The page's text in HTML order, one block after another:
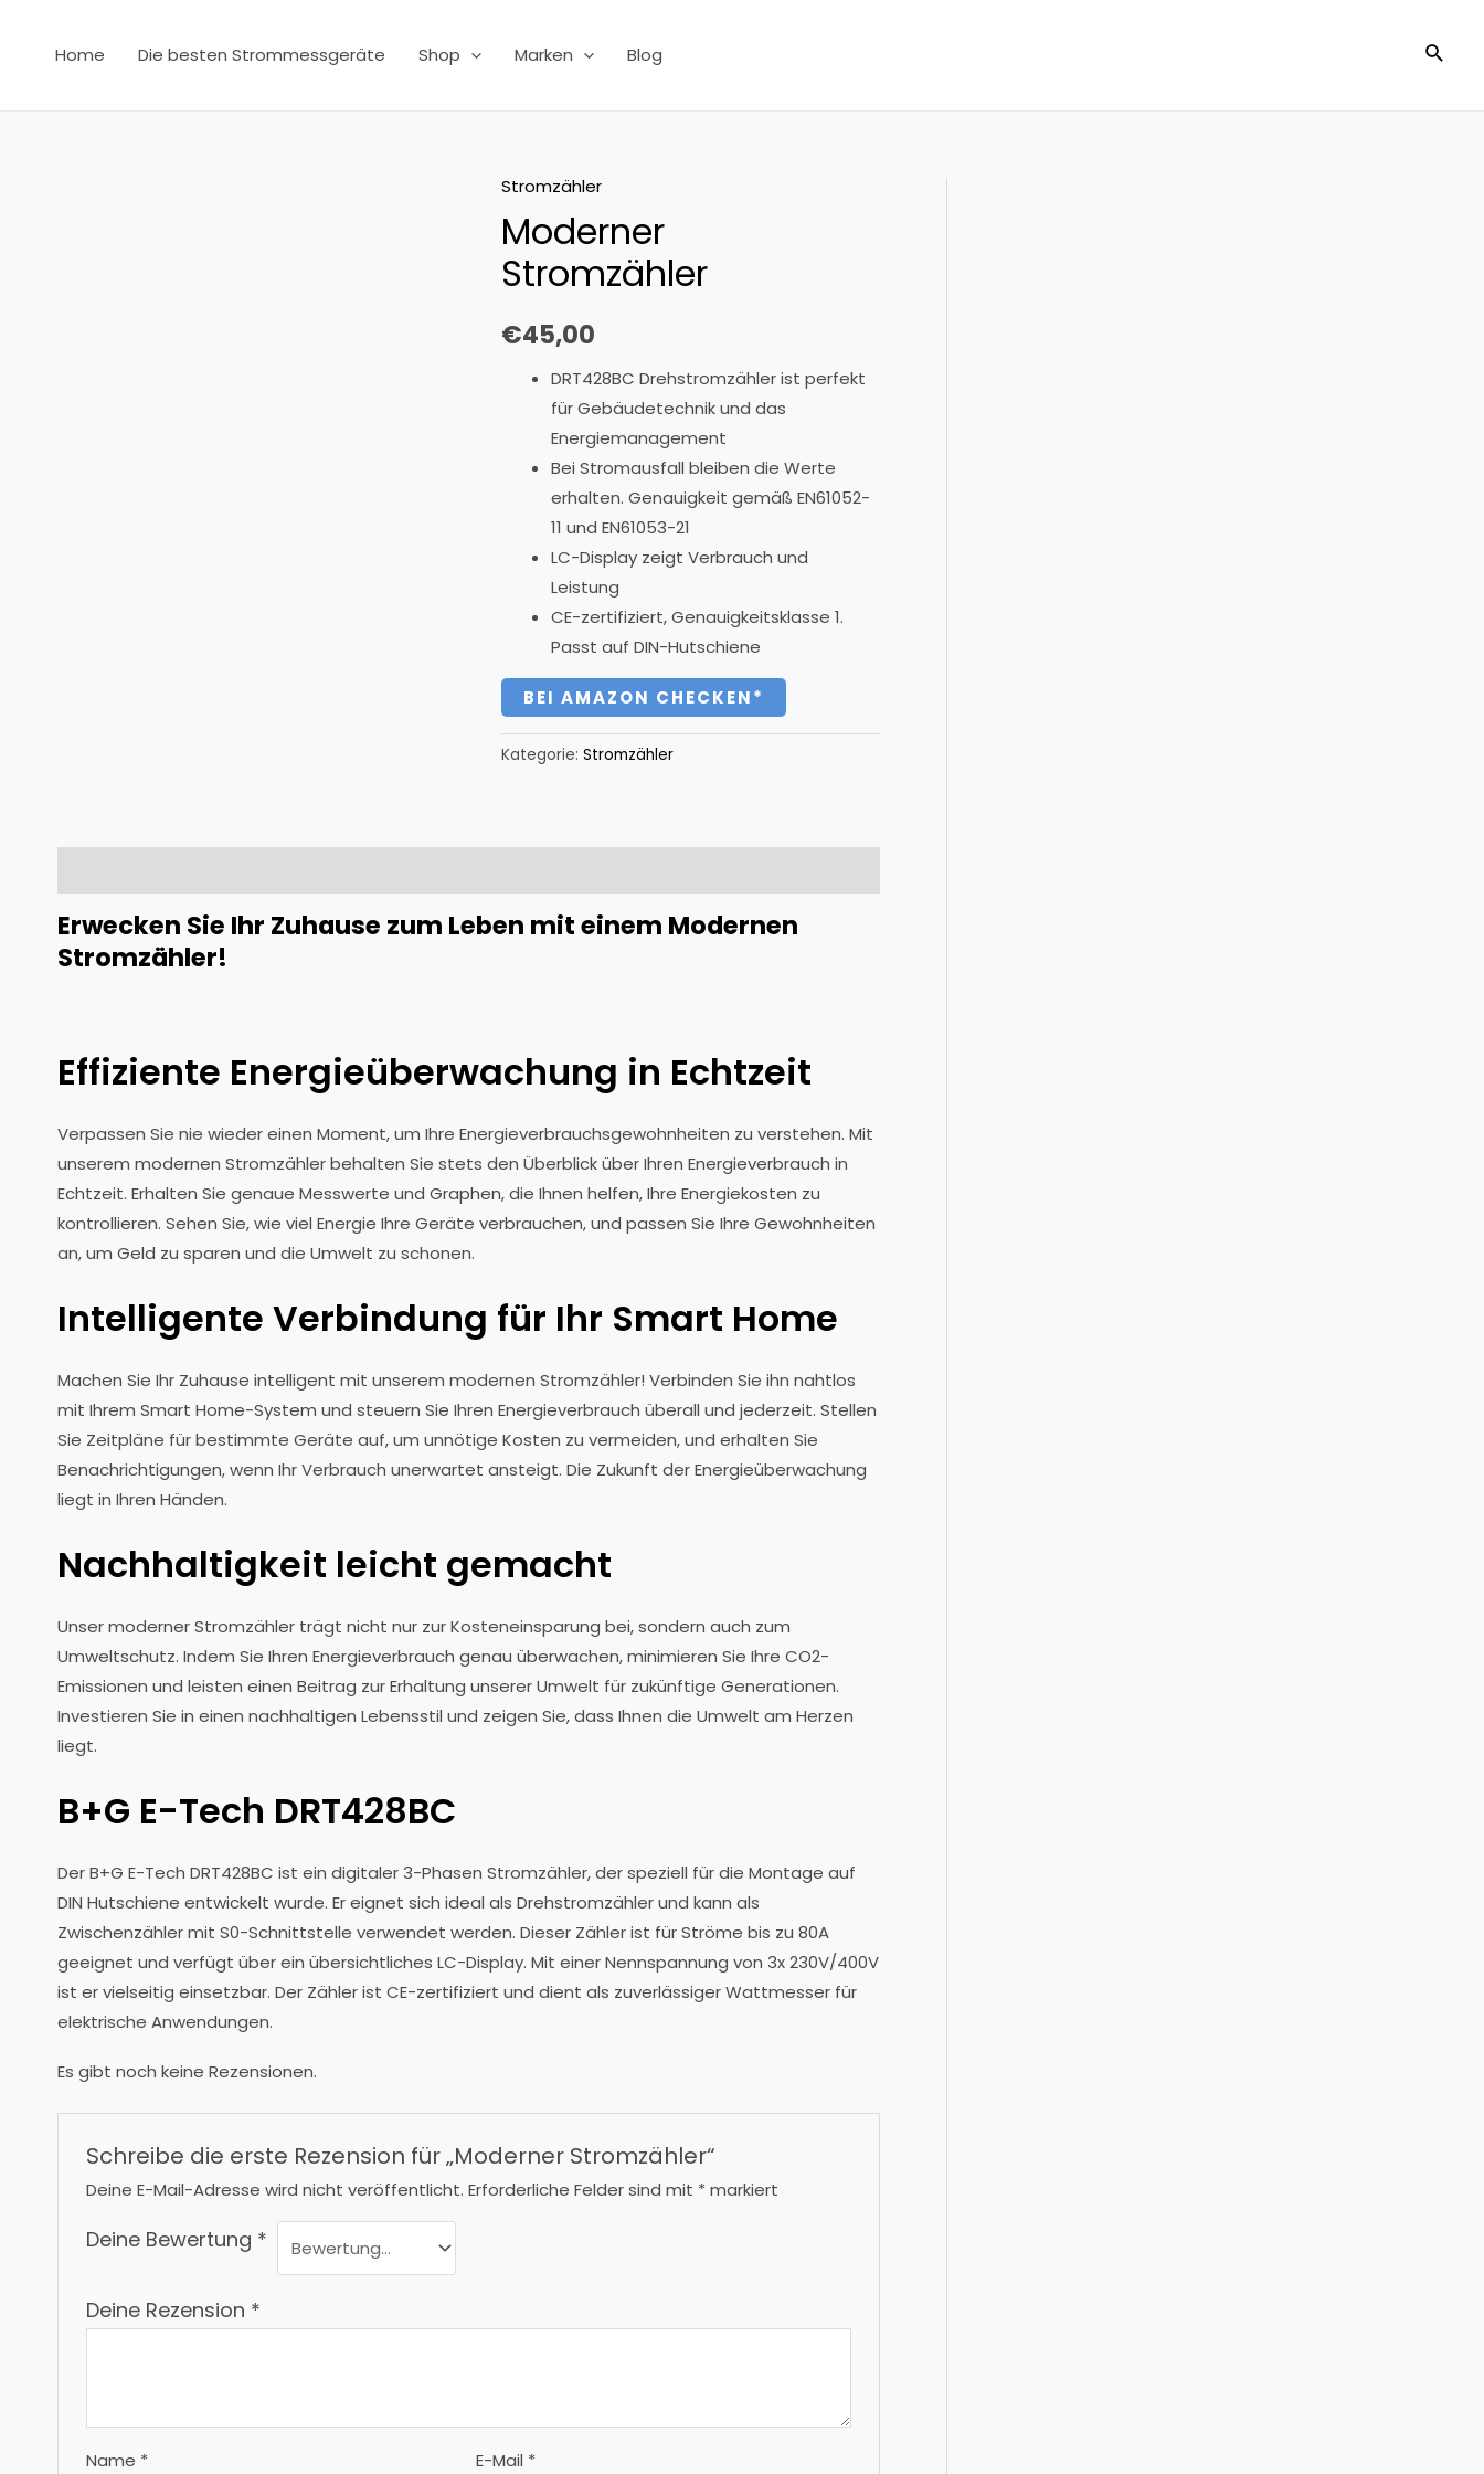
Home Die besten Strommessgeräte Shop Marken Blog
Stromzähler
Moderner
Stromzähler
€45,00
DRT428BC Drehstromzähler ist perfekt
für Gebäudetechnik und das
Energiemanagement
Bei Stromausfall bleiben die Werte
erhalten. Genauigkeit gemäß EN61052-
11 und EN61053-21
LC-Display zeigt Verbrauch und
Leistung
CE-zertifiziert, Genauigkeitsklasse 1.
Passt auf DIN-Hutschiene
BEI AMAZON CHECKEN*
Kategorie:Stromzähler
Erwecken Sie Ihr Zuhause zum Leben mit einem Modernen
Stromzähler!
Effiziente Energieüberwachung in Echtzeit
Verpassen Sie nie wieder einen Moment, um Ihre Energieverbrauchsgewohnheiten zu verstehen. Mit
unserem modernen Stromzähler behalten Sie stets den Überblick über Ihren Energieverbrauch in
Echtzeit. Erhalten Sie genaue Messwerte und Graphen, die Ihnen helfen, Ihre Energiekosten zu
kontrollieren. Sehen Sie, wie viel Energie Ihre Geräte verbrauchen, und passen Sie Ihre Gewohnheiten
an, um Geld zu sparen und die Umwelt zu schonen.
Intelligente Verbindung für Ihr Smart Home
Machen Sie Ihr Zuhause intelligent mit unserem modernen Stromzähler! Verbinden Sie ihn nahtlos
mit Ihrem Smart Home-System und steuern Sie Ihren Energieverbrauch überall und jederzeit. Stellen
Sie Zeitpläne für bestimmte Geräte auf, um unnötige Kosten zu vermeiden, und erhalten Sie
Benachrichtigungen, wenn Ihr Verbrauch unerwartet ansteigt. Die Zukunft der Energieüberwachung
liegt in Ihren Händen.
Nachhaltigkeit leicht gemacht
Unser moderner Stromzähler trägt nicht nur zur Kosteneinsparung bei, sondern auch zum
Umweltschutz. Indem Sie Ihren Energieverbrauch genau überwachen, minimieren Sie Ihre CO2-
Emissionen und leisten einen Beitrag zur Erhaltung unserer Umwelt für zukünftige Generationen.
Investieren Sie in einen nachhaltigen Lebensstil und zeigen Sie, dass Ihnen die Umwelt am Herzen
liegt.
B+G E-Tech DRT428BC
Der B+G E-Tech DRT428BC ist ein digitaler 3-Phasen Stromzähler, der speziell für die Montage auf
DIN Hutschiene entwickelt wurde. Er eignet sich ideal als Drehstromzähler und kann als
Zwischenzähler mit S0-Schnittstelle verwendet werden. Dieser Zähler ist für Ströme bis zu 80A
geeignet und verfügt über ein übersichtliches LC-Display. Mit einer Nennspannung von 3x 230V/400V
ist er vielseitig einsetzbar. Der Zähler ist CE-zertifiziert und dient als zuverlässiger Wattmesser für
elektrische Anwendungen.
Es gibt noch keine Rezensionen.
Schreibe die erste Rezension für „Moderner Stromzähler“
Deine E-Mail-Adresse wird nicht veröffentlicht. Erforderliche Felder sind mit * markiert
Deine Bewertung *
Deine Rezension *
Name * E-Mail *